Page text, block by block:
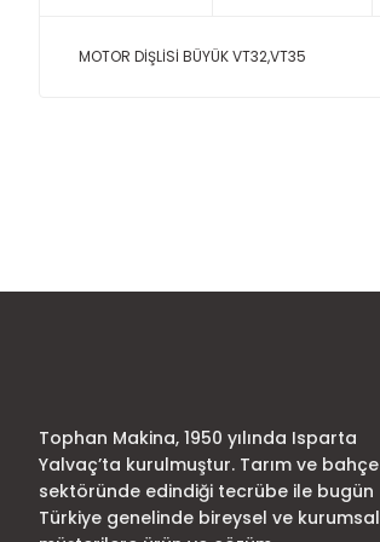
MOTOR DİŞLİSİ BÜYÜK VT32,VT35
Ürün bilgilerinde hatalar bulunuyor.
Tophan Makina, 1950 yılında Isparta
Yalvaç’ta kurulmuştur. Tarım ve bahçe
sektöründe edindiği tecrübe ile bugün
Türkiye genelinde bireysel ve kurumsal